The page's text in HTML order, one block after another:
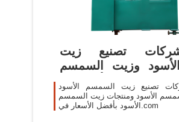
تصنيع زيت
وزيت السمسم
الأسود في ...
تصنيع زيت السمسم الأسود
الأسود ومنتجات زيت السمسم
الأسود بأفضل الأسعار في.com